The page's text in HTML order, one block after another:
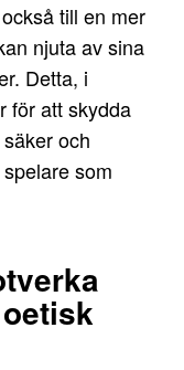
till en mer
njuta av sina
Detta, i
för att skydda
och
som